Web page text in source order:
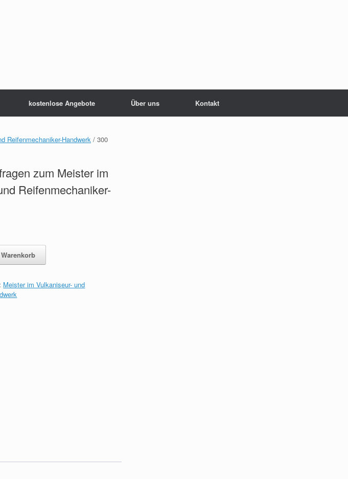
kostenlose Angebote Über uns Kontakt
Reifenmechaniker-Handwerk / 300
zum Meister im
Reifenmechaniker-
Meister im Vulkaniseur- und